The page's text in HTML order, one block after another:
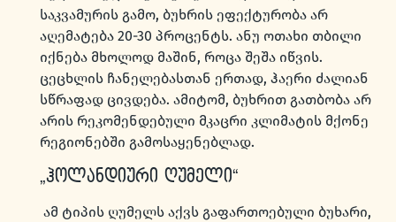
საკვამურის გამო, ბუხრის ეფექტურობა არ
აღემატება 20-30 პროცენტს. ანუ ოთახი თბილი
იქნება მხოლოდ მაშინ, როცა შეშა იწვის.
ცეცხლის ჩანელებასთან ერთად, ჰაერი ძალიან
სწრაფად ცივდება. ამიტომ, ბუხრით გათბობა არ
არის რეკომენდებული მკაცრი კლიმატის მქონე
რეგიონებში გამოსაყენებლად.
„ჰოლანდიური ღუმელი“
ამ ტიპის ღუმელს აქვს გაფართოებული ბუხარი,